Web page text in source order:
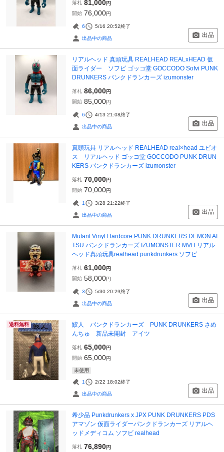
落札 81,000円
開始 76,000円
6 5/16 20:52終了
出品中の商品 出品
リアルヘッド 真頭玩具 REALHEAD REALxHEAD 仮
面ライダー ソフビ ゴッコ堂 GOCCODO Sofvi PUNK
DRUNKERS パンクドランカーズ izumonster
落札 86,000円
開始 85,000円
6 4/13 21:08終了
出品中の商品 出品
真頭玩具 リアルヘッド REALHEAD real×head ユビオ
ス リアルヘッド ゴッコ堂 GOCCODO PUNK DRUN
KERS パンクドランカーズ izumonster
落札 70,000円
開始 70,000円
1 3/28 21:22終了
出品中の商品 出品
Mutant Vinyl Hardcore PUNK DRUNKERS DEMON AI
TSU パンクドランカーズ IZUMONSTER MVH リアル
ヘッド真頭玩具realhead punkdrunkers ソフビ
落札 61,000円
開始 58,000円
3 5/30 20:29終了
出品中の商品 出品
送料無料
鮫人 パンクドランカーズ PUNK DRUNKERS さめ
んちゅ 新品未開封 アイツ
落札 65,000円
開始 65,000円
未使用
1 2/22 18:02終了
出品中の商品 出品
希少品 Punkdrunkers x JPX PUNK DRUNKERS PDS
アマゾン 仮面ライダーパンクドランカーズ リアルヘ
ッドメディコム ソフビ realhead
落札 76,890円